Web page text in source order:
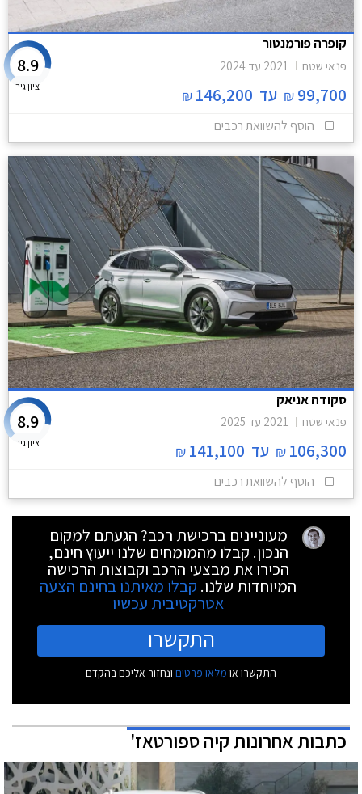
קופרה פורמנטור
פנאי שטח 2021 עד 2024
99,700
₪ עד 146,200
₪
8.9
ציון גיר
הוסף להשוואת רכבים
סקודה אניאק
פנאי שטח 2021 עד 2025
106,300
₪ עד 141,100
₪
8.9
ציון גיר
הוסף להשוואת רכבים
מעוניינים ברכישת רכב? הגעתם למקום
הנכון. קבלו מהמומחים שלנו ייעוץ חינם,
הכירו את מבצעי הרכב וקבוצות הרכישה
המיוחדות שלנו. קבלו מאיתנו בחינם הצעה
אטרקטיבית עכשיו
התקשרו
התקשרו או מלאו פרטים ונחזור אליכם בהקדם
כתבות אחרונות קיה ספורטאז'